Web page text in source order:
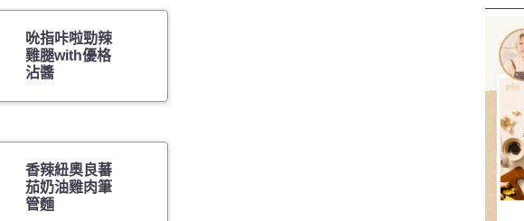
吮指咔啦勁辣
雞腿with優格
沾醬
香辣紐奧良蕃
茄奶油雞肉筆
管麵